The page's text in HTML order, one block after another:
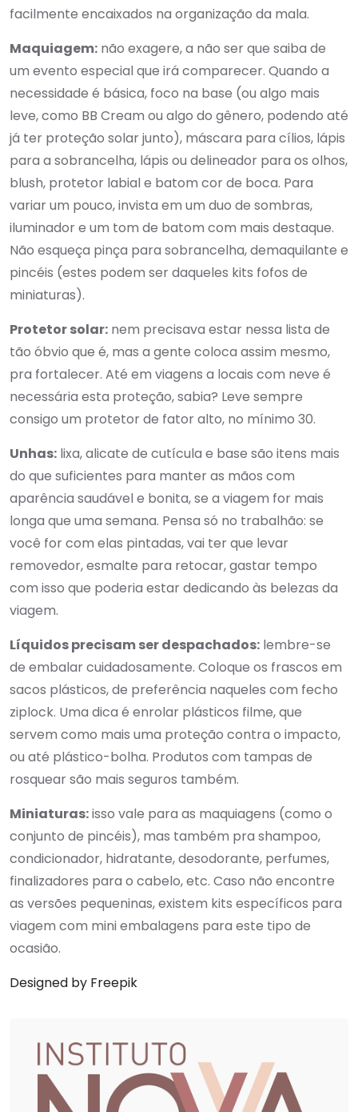
facilmente encaixados na organização da mala.
Maquiagem: não exagere, a não ser que saiba de
um evento especial que irá comparecer. Quando a
necessidade é básica, foco na base (ou algo mais
leve, como BB Cream ou algo do gênero, podendo até
já ter proteção solar junto), máscara para cílios, lápis
para a sobrancelha, lápis ou delineador para os olhos,
blush, protetor labial e batom cor de boca. Para
variar um pouco, invista em um duo de sombras,
iluminador e um tom de batom com mais destaque.
Não esqueça pinça para sobrancelha, demaquilante e
pincéis (estes podem ser daqueles kits fofos de
miniaturas).
Protetor solar: nem precisava estar nessa lista de
tão óbvio que é, mas a gente coloca assim mesmo,
pra fortalecer. Até em viagens a locais com neve é
necessária esta proteção, sabia? Leve sempre
consigo um protetor de fator alto, no mínimo 30.
Unhas: lixa, alicate de cutícula e base são itens mais
do que suficientes para manter as mãos com
aparência saudável e bonita, se a viagem for mais
longa que uma semana. Pensa só no trabalhão: se
você for com elas pintadas, vai ter que levar
removedor, esmalte para retocar, gastar tempo
com isso que poderia estar dedicando às belezas da
viagem.
Líquidos precisam ser despachados: lembre-se
de embalar cuidadosamente. Coloque os frascos em
sacos plásticos, de preferência naqueles com fecho
ziplock. Uma dica é enrolar plásticos filme, que
servem como mais uma proteção contra o impacto,
ou até plástico-bolha. Produtos com tampas de
rosquear são mais seguros também.
Miniaturas:isso vale para as maquiagens (como o
conjunto de pincéis), mas também pra shampoo,
condicionador, hidratante, desodorante, perfumes,
finalizadores para o cabelo, etc. Caso não encontre
as versões pequeninas, existem kits específicos para
viagem com mini embalagens para este tipo de
ocasião.
Designed by Freepik